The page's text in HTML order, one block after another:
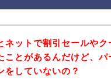
ネットで割引セールや
ことがあるんだけど、
をしていないの？